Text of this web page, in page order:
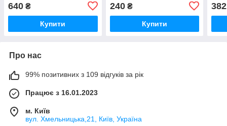
640 ₴
Купити
240₴
Купити
382
Про нас
99% позитивних з 109 відгуків за рік
Працює з 16.01.2023
м. Київ
вул. Хмельницька,21, Київ, Україна